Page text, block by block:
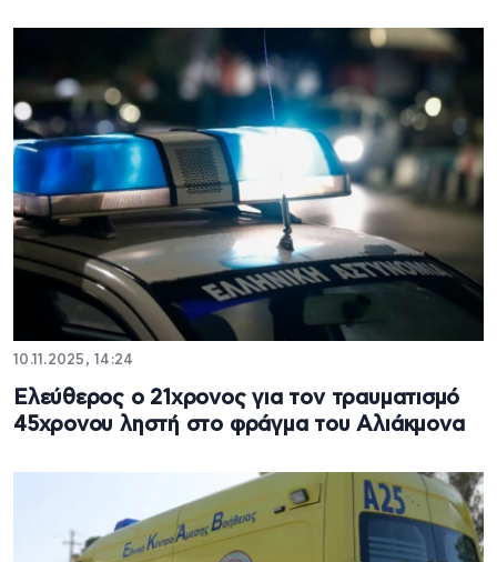
10.11.2025, 14:24
Ελεύθερος ο 21χρονος για τον τραυματισμό
45χρονου ληστή στο φράγμα του Αλιάκμονα